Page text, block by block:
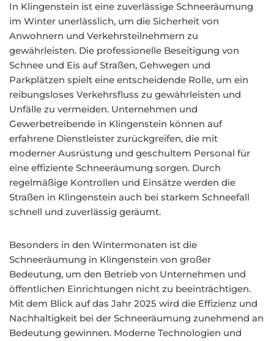
In Klingenstein ist eine zuverlässige Schneeräumung
im Winter unerlässlich, um die Sicherheit von
Anwohnern und Verkehrsteilnehmern zu
gewährleisten. Die professionelle Beseitigung von
Schnee und Eis auf Straßen, Gehwegen und
Parkplätzen spielt eine entscheidende Rolle, um ein
reibungsloses Verkehrsfluss zu gewährleisten und
Unfälle zu vermeiden. Unternehmen und
Gewerbetreibende in Klingenstein können auf
erfahrene Dienstleister zurückgreifen, die mit
moderner Ausrüstung und geschultem Personal für
eine effiziente Schneeräumung sorgen. Durch
regelmäßige Kontrollen und Einsätze werden die
Straßen in Klingenstein auch bei starkem Schneefall
schnell und zuverlässig geräumt.
Besonders in den Wintermonaten ist die
Schneeräumung in Klingenstein von großer
Bedeutung, um den Betrieb von Unternehmen und
öffentlichen Einrichtungen nicht zu beeinträchtigen.
Mit dem Blick auf das Jahr 2025 wird die Effizienz und
Nachhaltigkeit bei der Schneeräumung zunehmend an
Bedeutung gewinnen. Moderne Technologien und